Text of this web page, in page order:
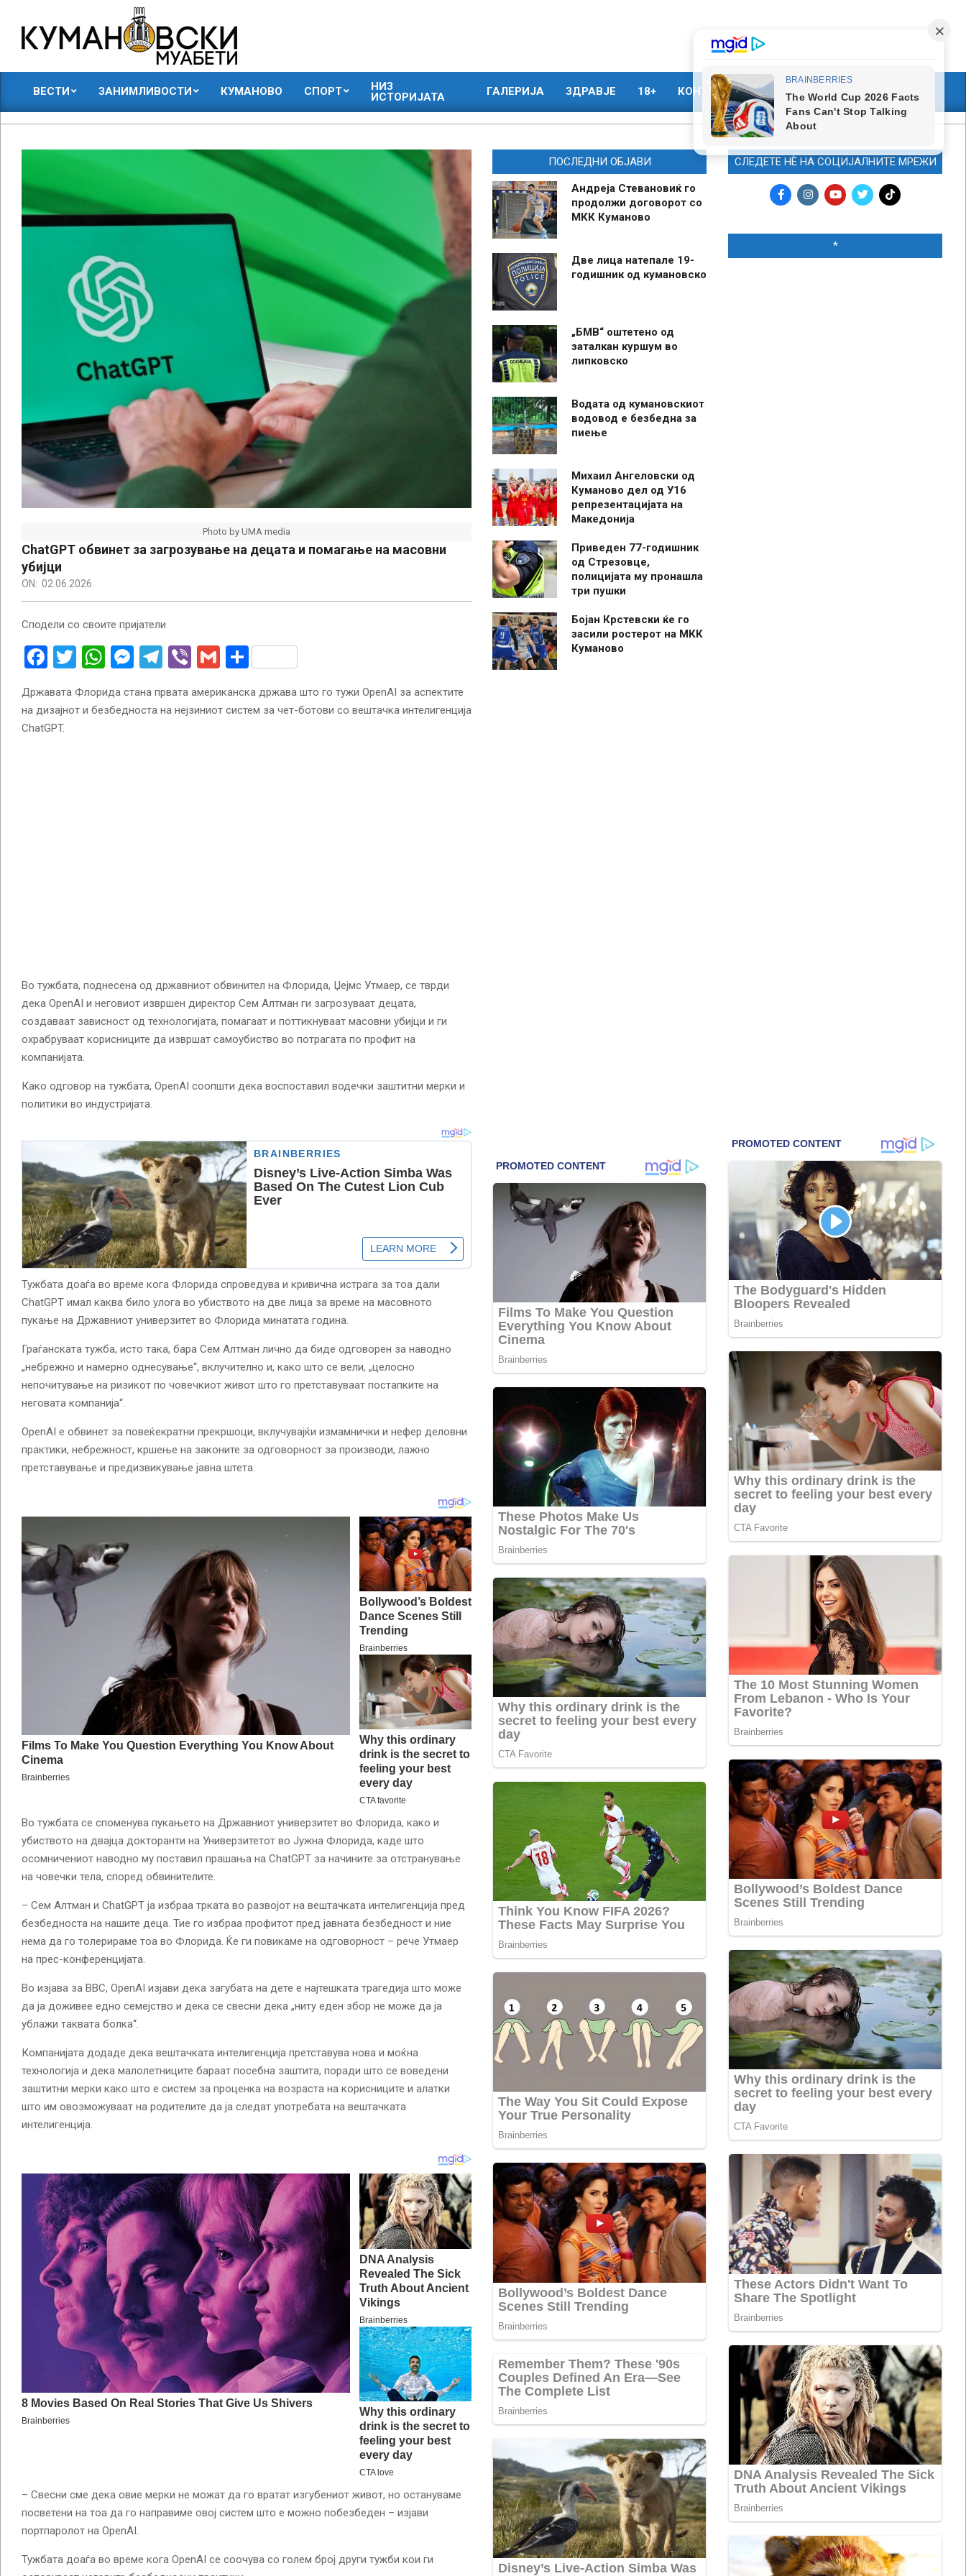
content
КУМАНОВСКИ
МУАБЕТИ
ВЕСТИ ЗАНИМЛИВОСТИ КУМАНОВО СПОРТ
НИЗ
ИСТОРИЈАТА
ГАЛЕРИЈА ЗДРАВЈЕ 18+ КОНТАКТ МАРКЕТИНГ
Photo by UMA media
ChatGPT обвинет за загрозување на децата и помагање на масовни
убијци
ON: 02.06.2026
Сподели со своите пријатели
Facebook
Twitter
WhatsApp
Messenger
Telegram
ViberGmailShare
Државата Флорида стана првата американска држава што го тужи OpenAI за аспектите
на дизајнот и безбедноста на нејзиниот систем за чет-ботови со вештачка интелигенција
ChatGPT.
Во тужбата, поднесена од државниот обвинител на Флорида, Џејмс Утмаер, се тврди
дека OpenAI и неговиот извршен директор Сем Алтман ги загрозуваат децата,
создаваат зависност од технологијата, помагаат и поттикнуваат масовни убијци и ги
охрабруваат корисниците да извршат самоубиство во потрагата по профит на
компанијата.
Како одговор на тужбата, OpenAI соопшти дека воспоставил водечки заштитни мерки и
политики во индустријата.
Тужбата доаѓа во време кога Флорида спроведува и кривична истрага за тоа дали
ChatGPT имал каква било улога во убиството на две лица за време на масовното
пукање на Државниот универзитет во Флорида минатата година.
Граѓанската тужба, исто така, бара Сем Алтман лично да биде одговорен за наводно
„небрежно и намерно однесување“, вклучително и, како што се вели, „целосно
непочитување на ризикот по човечкиот живот што го претставуваат постапките на
неговата компанија“.
OpenAI е обвинет за повеќекратни прекршоци, вклучувајќи измамнички и нефер деловни
практики, небрежност, кршење на законите за одговорност за производи, лажно
претставување и предизвикување јавна штета.
Во тужбата се споменува пукањето на Државниот универзитет во Флорида, како и
убиството на двајца докторанти на Универзитетот во Јужна Флорида, каде што
осомничениот наводно му поставил прашања на ChatGPT за начините за отстранување
на човечки тела, според обвинителите.
– Сем Алтман и ChatGPT ја избраа трката во развојот на вештачката интелигенција пред
безбедноста на нашите деца. Тие го избраа профитот пред јавната безбедност и ние
нема да го толерираме тоа во Флорида. Ќе ги повикаме на одговорност – рече Утмаер
на прес-конференцијата.
Во изјава за BBC, OpenAI изјави дека загубата на дете е најтешката трагедија што може
да ја доживее едно семејство и дека се свесни дека „ниту еден збор не може да ја
ублажи таквата болка“.
Компанијата додаде дека вештачката интелигенција претставува нова и моќна
технологија и дека малолетниците бараат посебна заштита, поради што се воведени
заштитни мерки како што е систем за проценка на возраста на корисниците и алатки
што им овозможуваат на родителите да ја следат употребата на вештачката
интелигенција.
– Свесни сме дека овие мерки не можат да го вратат изгубениот живот, но остануваме
посветени на тоа да го направиме овој систем што е можно побезбеден – изјави
портпаролот на OpenAI.
Тужбата доаѓа во време кога OpenAI се соочува со голем број други тужби кои ги
ПОСЛЕДНИ ОБЈАВИ
Андреја Стевановиќ го
продолжи договорот со
МКК Куманово
Две лица натепале 19-
годишник од кумановско
„БМВ“ оштетено од
заталкан куршум во
липковско
Водата од кумановскиот
водовод е безбедна за
пиење
Михаил Ангеловски од
Куманово дел од У16
репрезентацијата на
Македонија
Приведен 77-годишник
од Стрезовце,
полицијата му пронашла
три пушки
Бојан Крстевски ќе го
засили ростерот на МКК
Куманово
СЛЕДЕТЕ НЀ НА СОЦИЈАЛНИТЕ МРЕЖИ
*